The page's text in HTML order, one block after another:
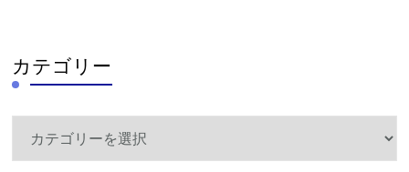
カテゴリー